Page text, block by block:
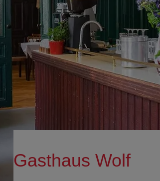
Gasthaus Wolf